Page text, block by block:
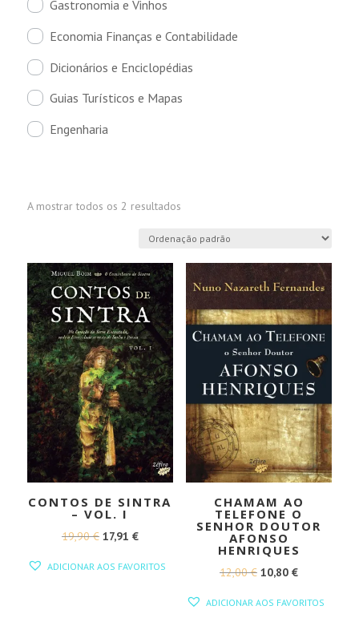
Gastronomia e Vinhos
Economia Finanças e Contabilidade
Dicionários e Enciclopédias
Guias Turísticos e Mapas
Engenharia
A mostrar todos os 2 resultados
CONTOS DE SINTRA
– VOL. I
19,90€ O
17,91 €O
ADICIONAR AOS FAVORITOS
CHAMAM AO
TELEFONE O
SENHOR DOUTOR
AFONSO
HENRIQUES
12,00€ O
10,80 €O
ADICIONAR AOS FAVORITOS